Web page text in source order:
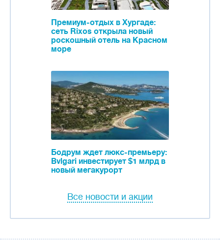
Премиум-отдых в Хургаде:
сеть Rixos открыла новый
роскошный отель на Красном
море
Бодрум ждет люкс-премьеру:
Bvlgari инвестирует $1 млрд в
новый мегакурорт
Все новости и акции